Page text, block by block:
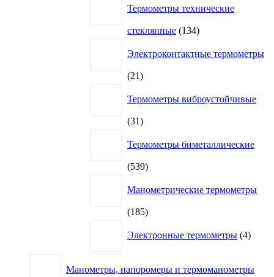
Термометры технические
стеклянные 134134
Электроконтактные термометры
2121
Термометры виброустойчивые
3131
Термометры биметаллические
539539
Манометрические термометры
185185
Электронные термометры 4товара
Манометры, напоромеры и термоманометры